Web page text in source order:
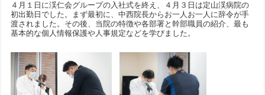
４月１日に渓仁会グループの入社式を終え、４月３日は定山渓病院の
初出勤日でした。まず最初に、中西院長からお一人お一人に辞令が手
渡されました。その後、当院の特徴や各部署と幹部職員の紹介、最も
基本的な個人情報保護や人事規定などを学びました。